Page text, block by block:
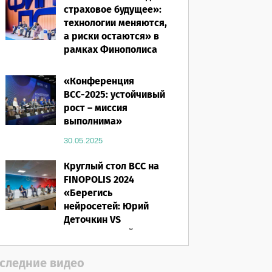
страховое будущее»:
технологии меняются,
а риски остаются» в
рамках Финополиса
16.03.2026
«Конференция
ВСС-2025: устойчивый
рост – миссия
выполнима»
30.05.2025
Круглый стол ВСС на
FINOPOLIS 2024
«Берегись
нейросетей: Юрий
Деточкин VS
искусственный
интеллект»
12.11.2024
видео